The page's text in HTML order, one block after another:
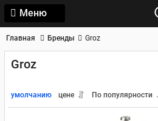
Меню
Главная Бренды Groz
Groz
умолчанию цене По популярности